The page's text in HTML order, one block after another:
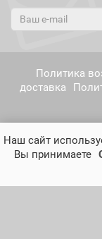
Политика
доставка
Наш сайт
Вы принимаете